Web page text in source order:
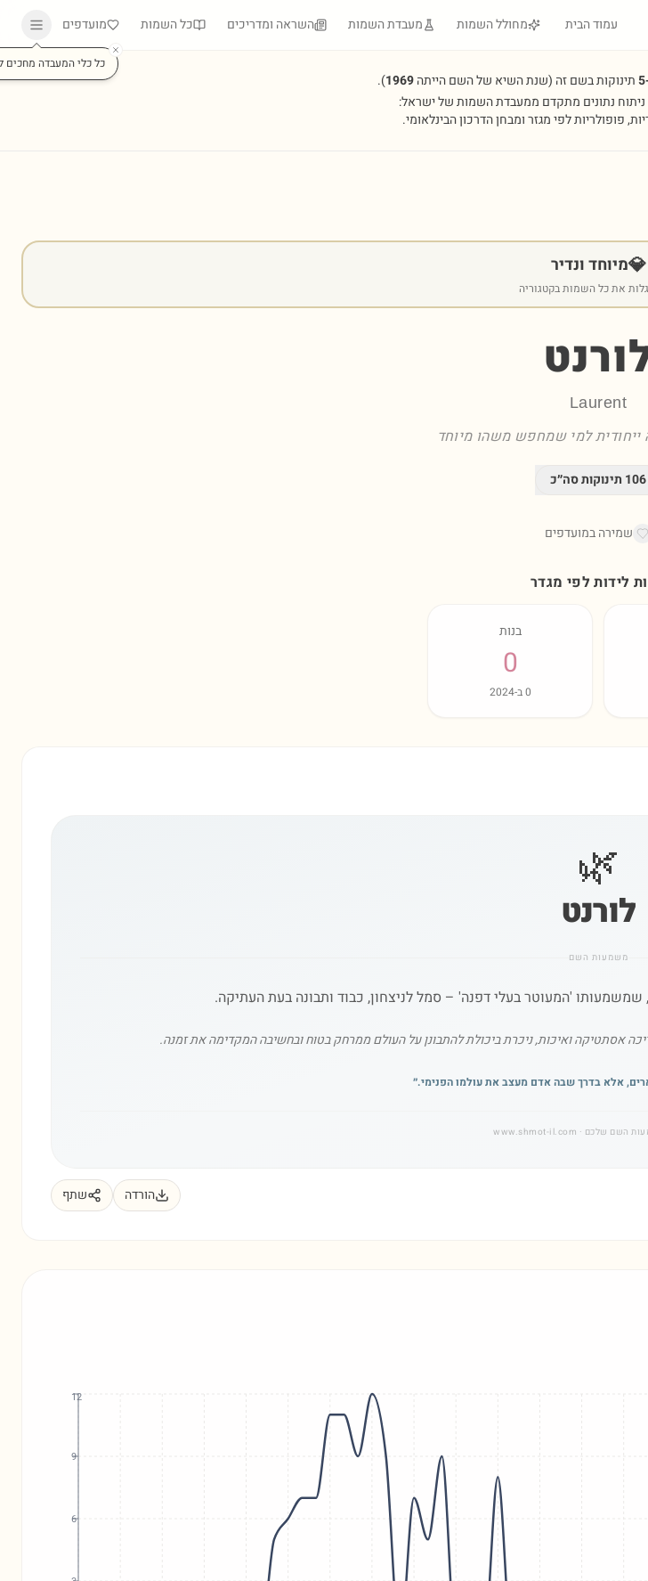
עמוד הבית מחולל השמות מעבדת השמות השראה ומדריכים כל השמות מועדפים
כל כלי המעבדה מחכים
תינוקות בשם זה (שנת השיא של השם הייתה1969
).
נתונים מתקדם ממעבדת השמות של ישראל:
פופולריות לפי מגזר ומבחן הדרכון הבינלאומי.
💎מיוחד ונדיר
את כל השמות בקטגוריה
Laurent
ייחודית למי שמחפש משהו מיוחד
106 תינוקות סה״כ
שמירה במועדפים
לידות לפי מגדר
בנות
0
0ב-2024
🌿
לורנט
משמעות השם
אסתטיקה ואיכות, ניכרת ביכולת להתבונן על העולם ממרחק בטוח ובחשיבה המקדימה את זמנה.
אלא בדרך שבה אדם מעצב את עולמו הפנימי.״
השם שלכם · www.shmot-il.com
הורדה שתף
6
9
12